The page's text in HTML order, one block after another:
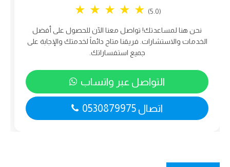
★ ★ ★ ★ ★ (5.0)
نحن هنا لمساعدتك! تواصل معنا الآن للحصول على أفضل
الخدمات والاستشارات. فريقنا متاح دائماً لخدمتك والإجابة على
جميع استفساراتك.
التواصل عبر واتساب
اتصال 0530879975